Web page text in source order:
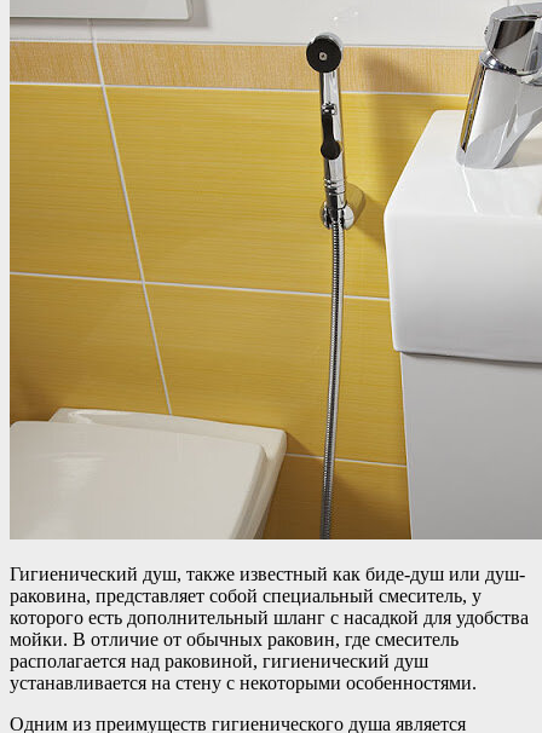
Гигиенический душ, также известный как биде-душ или душ-
раковина, представляет собой специальный смеситель, у
которого есть дополнительный шланг с насадкой для удобства
мойки. В отличие от обычных раковин, где смеситель
располагается над раковиной, гигиенический душ
устанавливается на стену с некоторыми особенностями.
Одним из преимуществ гигиенического душа является